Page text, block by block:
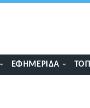
ΕΦΗΜΕΡΊΔΑ